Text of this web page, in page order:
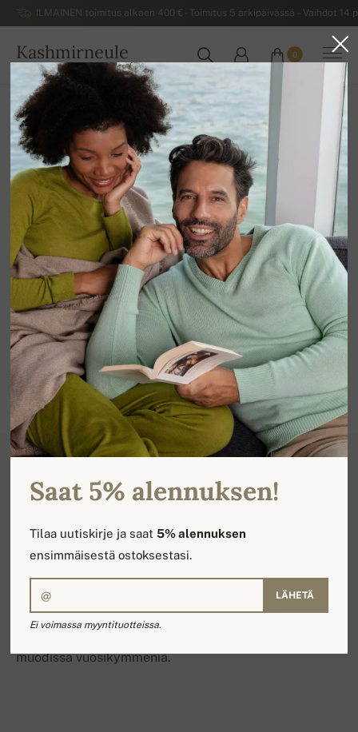
ILMAINEN toimitus alkaen 400 € - Toimitus 5 arkipäivässä – Vaihdot
Kashmirneule
SUOMI
0
Kotiin Miesten kashmirneuleet Miesten pooloneuleet
Platon
100% Kashmiria | Kerroksien määrä: 10
Kokotaulukko
Varastossa
SAATAVILLA OLEVAT VÄRIT
Tuotetiedot
kestävä miesten kashmir-neule, ajaton tyyli. Kaunis
palmikkokuosi neuleen etuosassa ja hihoissa. Tämä
muodissa vuosikymmeniä.
Saat 5% alennuksen!
Tilaa uutiskirje ja saat5% alennuksen
ensimmäisestä ostoksestasi.
LÄHETÄ
Ei voimassa myyntituotteissa.